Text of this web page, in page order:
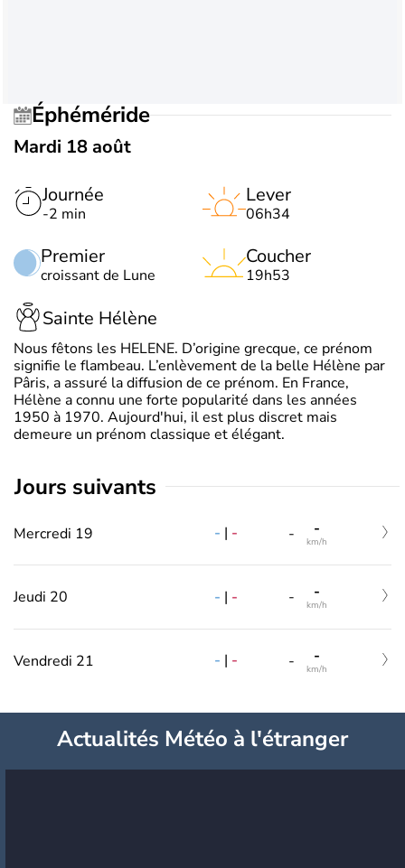
Éphéméride
Mardi 18 août
Journée
-2 min
Premier
croissant de Lune
Lever
06h34
Coucher
19h53
Sainte Hélène
Nous fêtons les HELENE. D’origine grecque, ce prénom
signifie le flambeau. L’enlèvement de la belle Hélène par
Pâris, a assuré la diffusion de ce prénom. En France,
Hélène a connu une forte popularité dans les années
1950 à 1970. Aujourd'hui, il est plus discret mais
demeure un prénom classique et élégant.
jours suivants
Mercredi 19 - | - - -
km/h
Jeudi 20 - | - - -
km/h
Vendredi 21 - | - - -
km/h
Actualités Météo à l'étranger